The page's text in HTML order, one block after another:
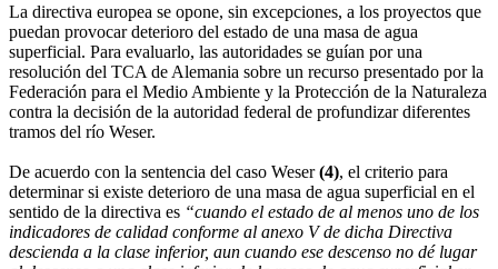
La directiva europea se opone, sin excepciones, a los proyectos que
puedan provocar deterioro del estado de una masa de agua
superficial. Para evaluarlo, las autoridades se guían por una
resolución del TCA de Alemania sobre un recurso presentado por la
Federación para el Medio Ambiente y la Protección de la Naturaleza
contra la decisión de la autoridad federal de profundizar diferentes
tramos del río Weser.
De acuerdo con la sentencia del caso Weser(4), el criterio para
determinar si existe deterioro de una masa de agua superficial en el
sentido de la directiva es “cuando el estado de al menos uno de los
indicadores de calidad conforme al anexo V de dicha Directiva
descienda a la clase inferior, aun cuando ese descenso no dé lugar